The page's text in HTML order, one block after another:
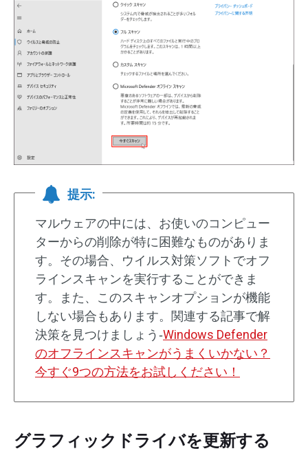
提示:
マルウェアの中には、お使いのコンピュー
ターからの削除が特に困難なものがありま
す。その場合、ウイルス対策ソフトでオフ
ラインスキャンを実行することができま
す。また、このスキャンオプションが機能
しない場合もあります。関連する記事で解
決策を見つけましょう‐Windows Defender
のオフラインスキャンがうまくいかない？
今すぐ9つの方法をお試しください！
グラフィックドライバを更新する